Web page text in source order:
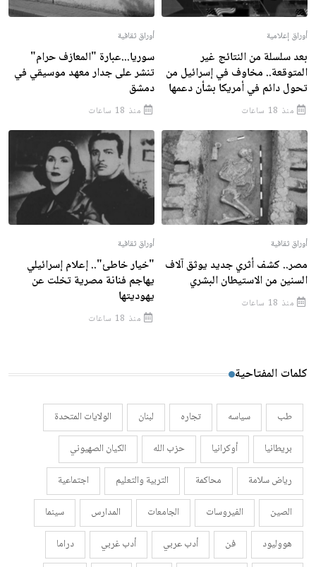
أوراق إعلامية
بعد سلسلة من النتائج غير
المتوقعة.. مخاوف في إسرائيل من
تحول دائم في أمريكا بشأن دعمها
منذ 18 ساعات
أوراق ثقافية
سوريا...عبارة "المعازف حرام"
تنشر على جدار معهد موسيقي في
دمشق
منذ 18 ساعات
أوراق ثقافية
مصر.. كشف أثري جديد يوثق آلاف
السنين من الاستيطان البشري
منذ 18 ساعات
أوراق ثقافية
"خيار خاطئ".. إعلام إسرائيلي
يهاجم فنانة مصرية تخلت عن
يهوديتها
منذ 18 ساعات
كلمات المفتاحية
طب سياسه تجاره لبنان
الولايات المتحدة
بريطانيا
أوكرانيا حزب الله
الكيان الصهيوني
رياض سلامة
محاكمة التربية والتعليم
اجتماعية
الصين
الفيروسات الجامعات المدارس
سينما
هووليود
فن أدب عربي أدب غربي
دراما